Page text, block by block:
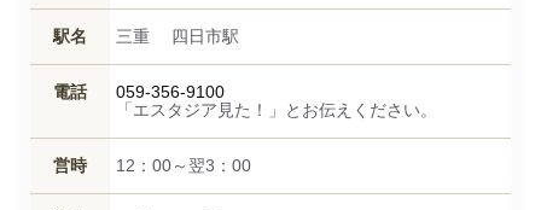
駅名 三重 四日市駅
電話
059-356-9100
「エスタジア見た！」とお伝えください。
営時 12：00～翌3：00